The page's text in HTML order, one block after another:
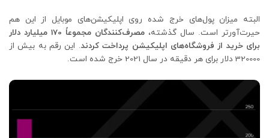
البته میزان پول‌های خرج شده روی اپلیکیشن‌های موبایل از این هم
حیرت‌آورتر است. سال گذشته،
مصرف‌کنندگان مجموعاً 170 میلیارد دلار
برای خرید از فروشگاه‌های اپلیکیشن پرداخت کردند. این رقم به بیش از
320000 دلار برای هر دقیقه در سال 2021 خرج شده است.